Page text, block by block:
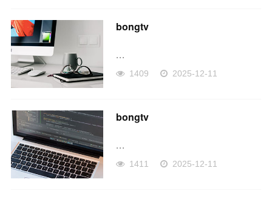
bongtv
...
1409 2025-12-11
bongtv
...
1411 2025-12-11